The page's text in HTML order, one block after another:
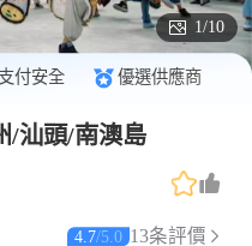
1/10
支付安全 優選供應商
/汕頭/南澳島
4.7/5.0 13条評價